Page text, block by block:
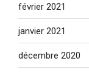
février 2021
janvier 2021
décembre 2020